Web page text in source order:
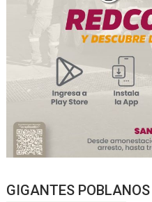
GIGANTES POBLANOS